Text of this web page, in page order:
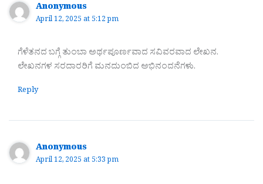
Anonymous
April 12, 2025 at 5:12 pm
ಗೆಳೆತನದ ಬಗ್ಗೆ ತುಂಬಾ ಅರ್ಥಪೂರ್ಣವಾದ ಸವಿವರವಾದ ಲೇಖನ.
ಲೇಖನಗಳ ಸರದಾರರಿಗೆ ಮನದುಂಬಿದ ಅಭಿನಂದನೆಗಳು.
Reply
Anonymous
April 12, 2025 at 5:33 pm